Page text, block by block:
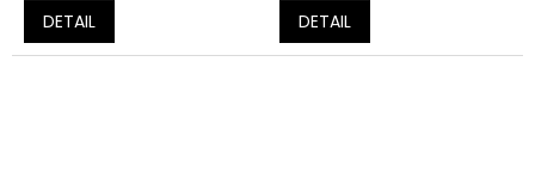
DETAIL DETAIL